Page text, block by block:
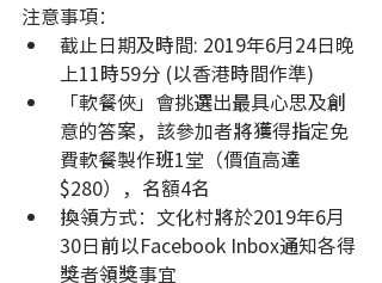
注意事項：
截止日期及時間: 2019年6月24日晚
上11時59分 (以香港時間作準)
「軟餐俠」會挑選出最具心思及創
意的答案，該參加者將獲得指定免
費軟餐製作班1堂（價值高達
$280），名額4名
換領方式：文化村將於2019年6月
30日前以Facebook Inbox通知各得
獎者領獎事宜